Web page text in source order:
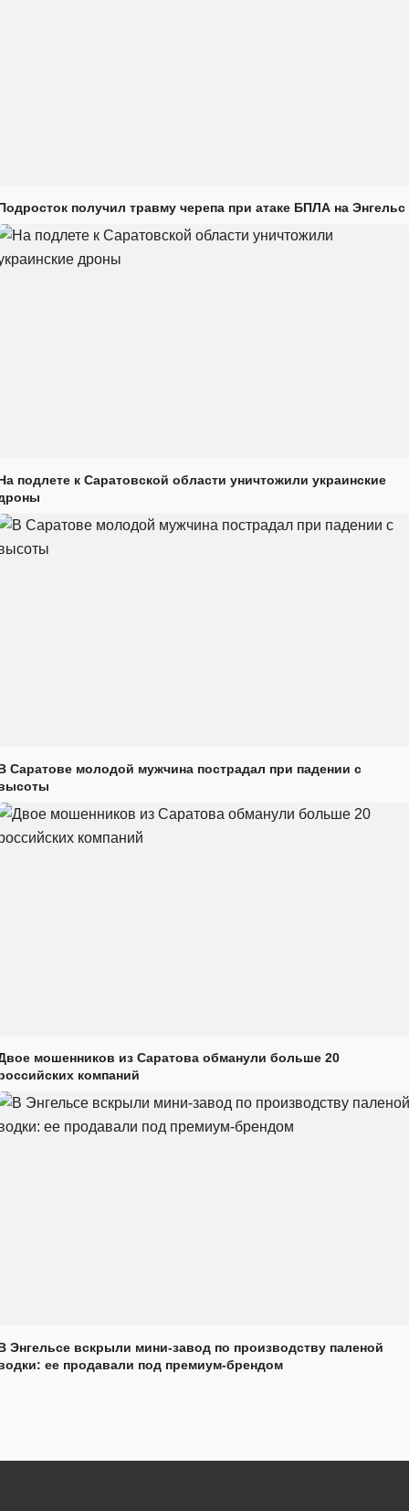
получил травму черепа при атаке БПЛА на Энгельс
подлете к Саратовской области уничтожили украинские
Саратове молодой мужчина пострадал при падении с
мошенников из Саратова обманули больше 20
компаний
Энгельсе вскрыли мини-завод по производству паленой
ее продавали под премиум-брендом